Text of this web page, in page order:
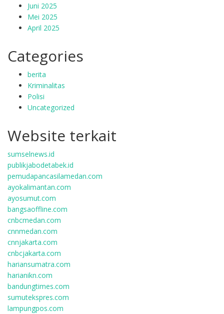
Juni 2025
Mei 2025
April 2025
Categories
berita
Kriminalitas
Polisi
Uncategorized
Website terkait
sumselnews.id
publikjabodetabek.id
pemudapancasilamedan.com
ayokalimantan.com
ayosumut.com
bangsaoffline.com
cnbcmedan.com
cnnmedan.com
cnnjakarta.com
cnbcjakarta.com
hariansumatra.com
harianikn.com
bandungtimes.com
sumutekspres.com
lampungpos.com